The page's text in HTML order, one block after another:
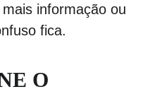
informação ou
fica.
O